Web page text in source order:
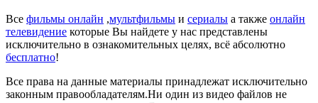
Все фильмы онлайн ,мультфильмы и сериалы а также онлайн
телевидение которые Вы найдете у нас представлены
исключительно в ознакомительных целях, всё абсолютно
бесплатно!
Все права на данные материалы принадлежат исключительно
законным правообладателям.Ни один из видео файлов не